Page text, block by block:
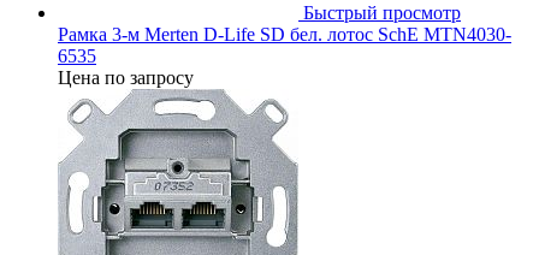
Быстрый просмотр
Рамка 3-м Merten D-Life SD бел. лотос SchE MTN4030-
6535
Цена по запросу